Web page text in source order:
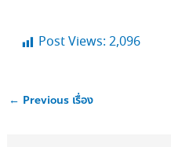
Post Views: 2,096
← Previous เรื่อง